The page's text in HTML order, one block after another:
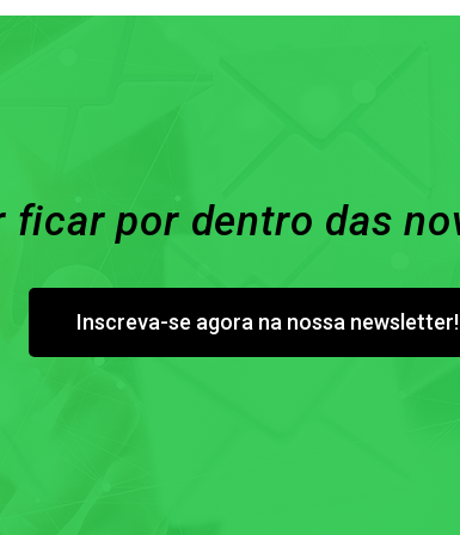
ficar por dentro das
Inscreva-se agora na nossa newsletter!